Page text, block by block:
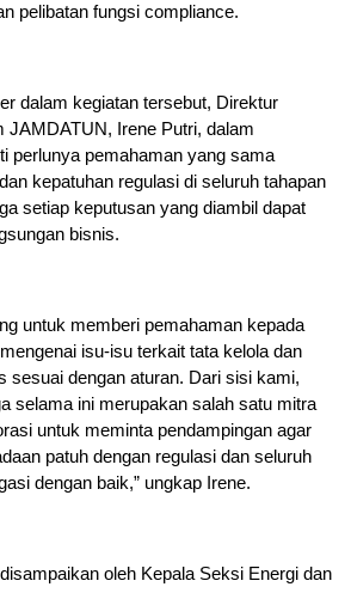
pelibatan fungsi compliance.
dalam kegiatan tersebut, Direktur
JAMDATUN, Irene Putri, dalam
perlunya pemahaman yang sama
kepatuhan regulasi di seluruh tahapan
setiap keputusan yang diambil dapat
bisnis.
untuk memberi pemahaman kepada
isu-isu terkait tata kelola dan
sesuai dengan aturan. Dari sisi kami,
selama ini merupakan salah satu mitra
untuk meminta pendampingan agar
patuh dengan regulasi dan seluruh
dengan baik,” ungkap Irene.
oleh Kepala Seksi Energi dan